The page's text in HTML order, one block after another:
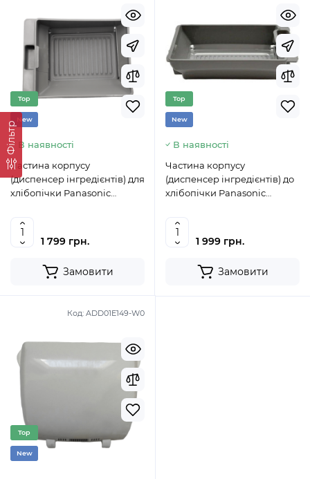
Фільтр
Top
New
В наявності
Частина корпусу
(диспенсер інгредієнтів) для
хлібопічки Panasonic
1 799 грн.
Замовити
Top
New
В наявності
Частина корпусу
(диспенсер інгредієнтів) до
хлібопічки Panasonic
1 999 грн.
Замовити
Код: ADD01E149-W0
Top
New